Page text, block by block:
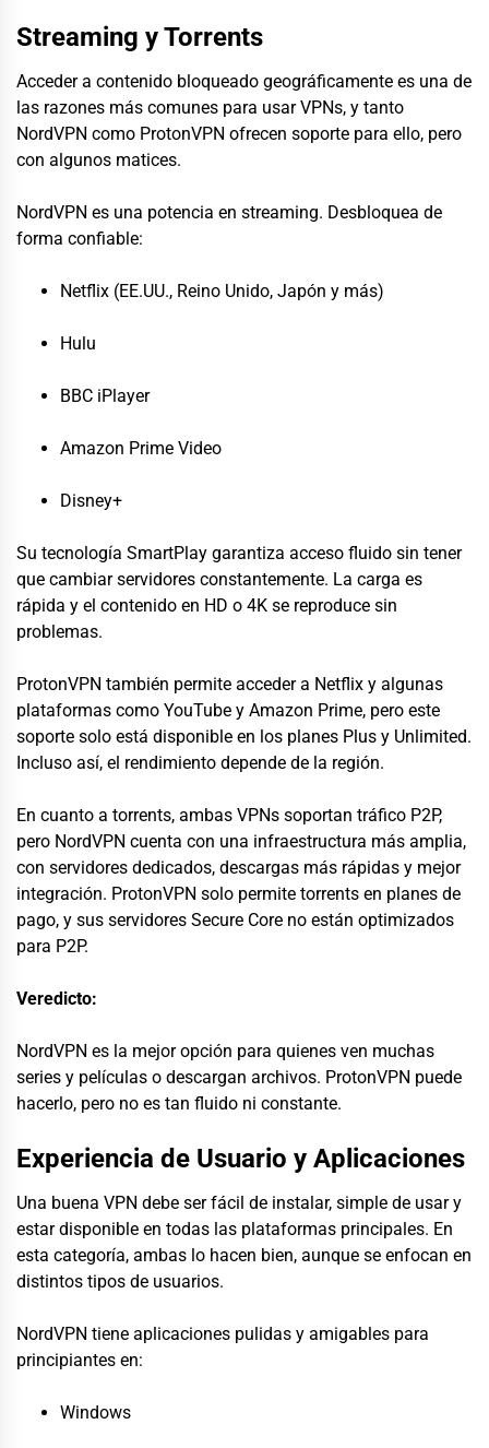
Streaming y Torrents
Acceder a contenido bloqueado geográficamente es una de
las razones más comunes para usar VPNs, y tanto
NordVPN como ProtonVPN ofrecen soporte para ello, pero
con algunos matices.
NordVPN es una potencia en streaming. Desbloquea de
forma confiable:
Netflix (EE.UU., Reino Unido, Japón y más)
Hulu
BBC iPlayer
Amazon Prime Video
Disney+
Su tecnología SmartPlay garantiza acceso fluido sin tener
que cambiar servidores constantemente. La carga es
rápida y el contenido en HD o 4K se reproduce sin
problemas.
ProtonVPN también permite acceder a Netflix y algunas
plataformas como YouTube y Amazon Prime, pero este
soporte solo está disponible en los planes Plus y Unlimited.
Incluso así, el rendimiento depende de la región.
En cuanto a torrents, ambas VPNs soportan tráfico P2P,
pero NordVPN cuenta con una infraestructura más amplia,
con servidores dedicados, descargas más rápidas y mejor
integración. ProtonVPN solo permite torrents en planes de
pago, y sus servidores Secure Core no están optimizados
para P2P.
Veredicto:
NordVPN es la mejor opción para quienes ven muchas
series y películas o descargan archivos. ProtonVPN puede
hacerlo, pero no es tan fluido ni constante.
Experiencia de Usuario y Aplicaciones
Una buena VPN debe ser fácil de instalar, simple de usar y
estar disponible en todas las plataformas principales. En
esta categoría, ambas lo hacen bien, aunque se enfocan en
distintos tipos de usuarios.
NordVPN tiene aplicaciones pulidas y amigables para
principiantes en:
Windows